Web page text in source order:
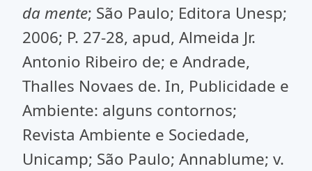
da mente; São Paulo; Editora Unesp;
2006; P. 27-28, apud, Almeida Jr.
Antonio Ribeiro de; e Andrade,
Thalles Novaes de. In, Publicidade e
Ambiente: alguns contornos;
Revista Ambiente e Sociedade,
Unicamp; São Paulo; Annablume; v.